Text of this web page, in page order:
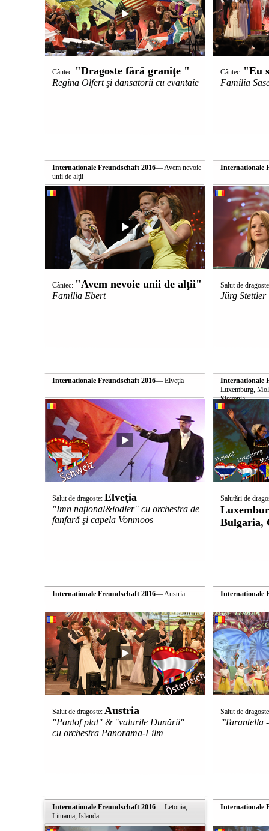
Cântec: "Dragoste fără graniţe "
Regina Olfert şi dansatorii cu evantaie
Cântec: "Eu
Familia
Internationale Freundschaft 2016— Avem nevoie
unii de alţii
Cântec: "Avem nevoie unii de alţii"
Familia Ebert
Internationale
Salut de
Jürg Stettler
Internationale Freundschaft 2016— Elveţia
Salut de dragoste: Elveţia
"Imn naţional&iodler" cu orchestra de
fanfară şi capela Vonmoos
Internationale
Luxemburg,
Slovenia
Salutări de
Bulgaria,
Internationale Freundschaft 2016— Austria
Salut de dragoste: Austria
"Pantof plat" & "valurile Dunării"
cu orchestra Panorama-Film
Internationale
Salut de
"Tarantella
Internationale Freundschaft 2016— Letonia,
Lituania, Islanda
Internationale